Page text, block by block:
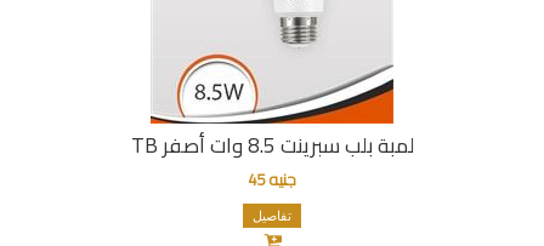
لمبة بلب سبرينت 8.5 وات أصفر TB
جنيه 45
تفاصيل